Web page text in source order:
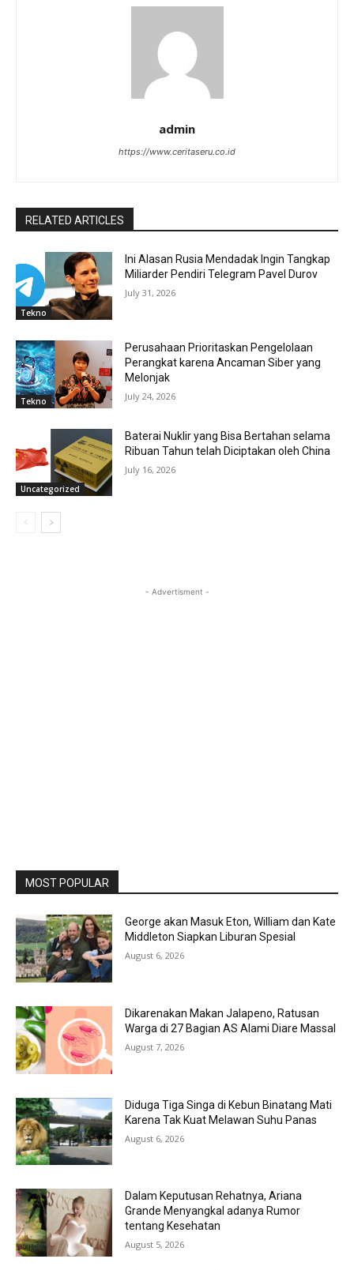
admin
https://www.ceritaseru.co.id
RELATED ARTICLES
Tekno
Ini Alasan Rusia Mendadak Ingin Tangkap
Miliarder Pendiri Telegram Pavel Durov
July 31, 2026
Tekno
Perusahaan Prioritaskan Pengelolaan
Perangkat karena Ancaman Siber yang
Melonjak
July 24, 2026
Uncategorized
Baterai Nuklir yang Bisa Bertahan selama
Ribuan Tahun telah Diciptakan oleh China
July 16, 2026
- Advertisment -
MOST POPULAR
George akan Masuk Eton, William dan Kate
Middleton Siapkan Liburan Spesial
August 6, 2026
Dikarenakan Makan Jalapeno, Ratusan
Warga di 27 Bagian AS Alami Diare Massal
August 7, 2026
Diduga Tiga Singa di Kebun Binatang Mati
Karena Tak Kuat Melawan Suhu Panas
August 6, 2026
Dalam Keputusan Rehatnya, Ariana
Grande Menyangkal adanya Rumor
tentang Kesehatan
August 5, 2026